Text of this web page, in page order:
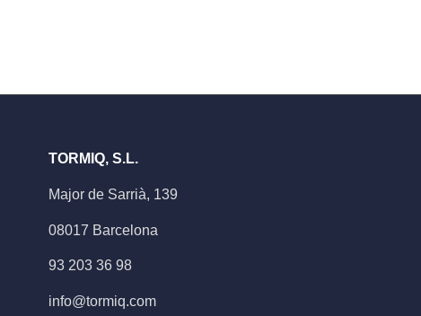
TORMIQ, S.L.
Major de Sarrià, 139
08017 Barcelona
93 203 36 98
info@tormiq.com